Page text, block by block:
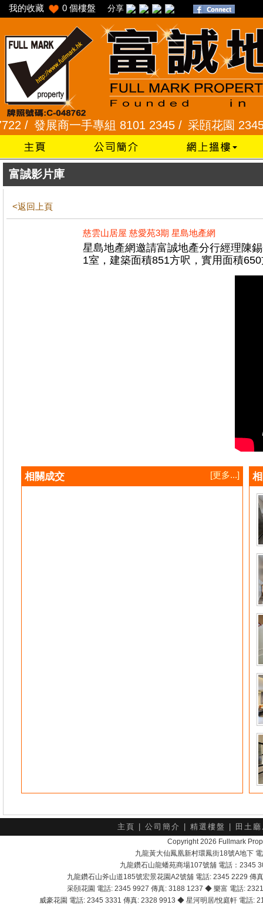
我的收藏 0 個樓盤 分享
/發展商一手專組 8101 2345 /采頣花園 2345
富誠影片庫
<返回上頁
慈雲山居屋 慈愛苑3期 星島地產網
星島地產網邀請富誠地產分行經理陳
1室，建築面積851方呎，實用面積
相關成交 [更多...]
主頁 公司簡介 精選樓盤 田土
Copyright 2026 Fullmark
九龍黃大仙鳳凰新村環鳳街18號A地下
九龍鑽石山龍蟠苑商場107號舖 電話：2345
九龍鑽石山斧山道185號宏景花園A2號舖 電話: 2345 2229
采頣花園 電話: 2345 9927 傳真: 3188 1237 ◆ 樂富 電話:
威豪花園 電話: 2345 3331 傳真: 2328 9913 ◆ 星河明居/悅庭軒 電話